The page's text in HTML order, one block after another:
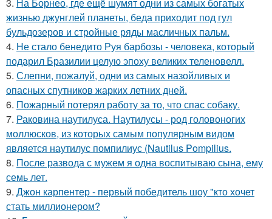
жизнью джунглей планеты, беда приходит под гул
бульдозеров и стройные ряды масличных пальм.
4. Не стало бенедито Руя барбозы - человека, который
подарил Бразилии целую эпоху великих теленовелл.
5. Слепни, пожалуй, одни из самых назойливых и
опасных спутников жарких летних дней.
6. Пожарный потерял работу за то, что спас собаку.
7. Раковина наутилуса. Наутилусы - род головоногих
моллюсков, из которых самым популярным видом
является наутилус помпилиус (Nautilus Pompilius.
8. После развода с мужем я одна воспитываю сына, ему
семь лет.
9. Джон карпентер - первый победитель шоу "кто хочет
стать миллионером?